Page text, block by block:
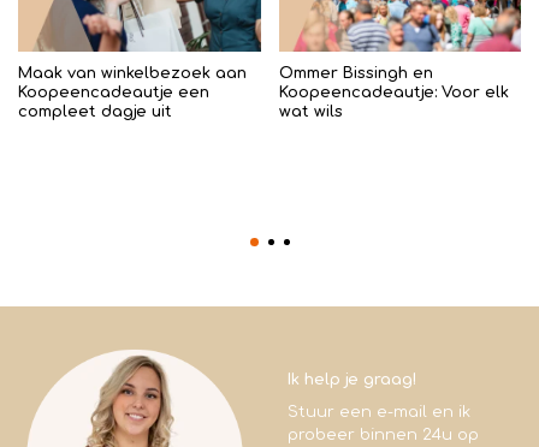
Maak van winkelbezoek aan
Koopeencadeautje een
compleet dagje uit
Ommer Bissingh en
Koopeencadeautje: Voor elk
wat wils
Ik help je graag!
Stuur een e-mail en ik
probeer binnen 24u op